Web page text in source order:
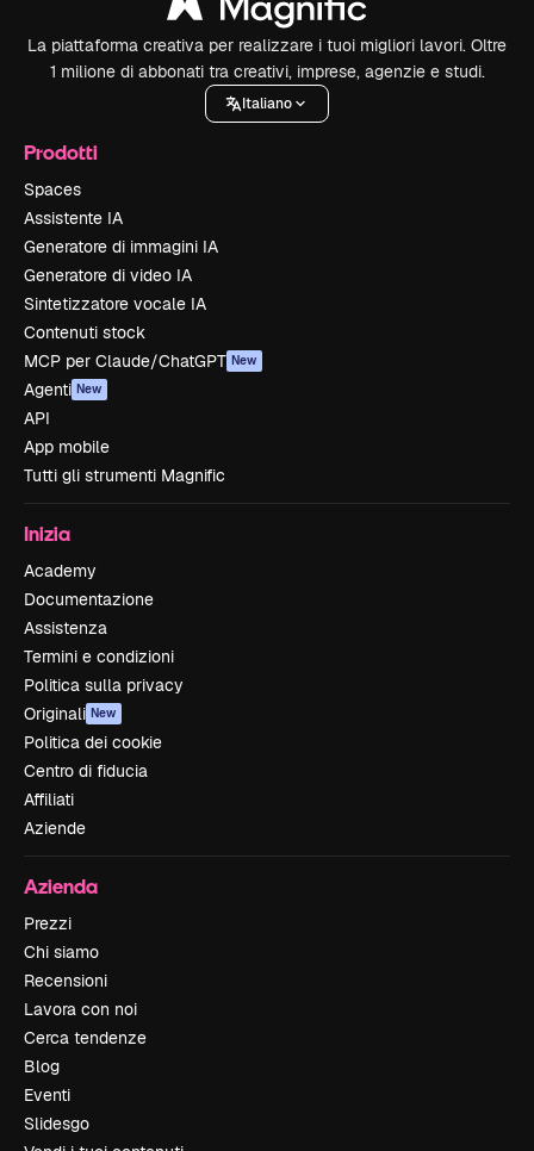
La piattaforma creativa per realizzare i tuoi migliori lavori. Oltre
1 milione di abbonati tra creativi, imprese, agenzie e studi.
Italiano
Prodotti
Spaces
Assistente IA
Generatore di immagini IA
Generatore di video IA
Sintetizzatore vocale IA
Contenuti stock
MCP per Claude/ChatGPT New
Agenti New
API
App mobile
Tutti gli strumenti Magnific
Inizia
Academy
Documentazione
Assistenza
Termini e condizioni
Politica sulla privacy
Originali New
Politica dei cookie
Centro di fiducia
Affiliati
Aziende
Azienda
Prezzi
Chi siamo
Recensioni
Lavora con noi
Cerca tendenze
Blog
Eventi
Slidesgo